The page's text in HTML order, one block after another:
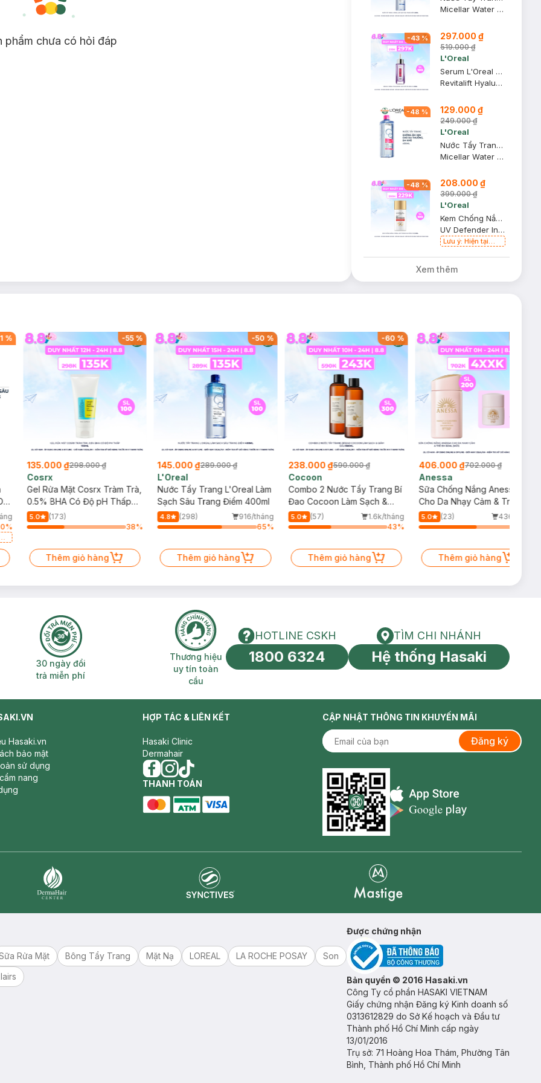
phẩm chưa có hỏi đáp
Micellar Water 3-in-1 Deep Cleansing Even For Sensitive Skin
-43% 297.000 ₫
519.000 ₫
L'Oreal
Serum L'Oreal Hyaluronic Acid Cấp Ẩm Sáng Da 30ml
Revitalift Hyaluronic Acid 1.5% Hyaluron Serum
-48% 129.000 ₫
249.000 ₫
L'Oreal
Nước Tẩy Trang L'Oreal Dưỡng Ẩm Cho Da Thường, Khô 400ml
Micellar Water 3-in-1 Moisturizing Even For Sensitive Skin
-48 % 208.000 ₫
399.000 ₫
L'Oreal
Kem Chống Nắng L'Oreal X20 Thoáng Da Mỏng Nhẹ 50ml
UV Defender Invisible Resist Daily Sunscreen SPF50+ PA++++
Lưu ý: Hiện tại
mẫu cũ và mới.
Xem thêm
%
%
-55%
135.000 ₫298.000 ₫
Cosrx
Gel Rửa Mặt Cosrx Tràm Trà,
0.5% BHA Có Độ pH Thấp
150ml
5.0
(173)
38%
Thêm giỏ hàng
-50 %
145.000 ₫289.000 ₫
L'Oreal
Nước Tẩy Trang L'Oreal Làm
Sạch Sâu Trang Điểm 400ml
4.8 (298)
916/tháng
65%
Thêm giỏ hàng
-60 %
238.000 ₫590.000 ₫
Cocoon
Combo 2 Nước Tẩy Trang Bí
Đao Cocoon Làm Sạch &
Giảm Dầu 500ml
5.0 (57)
1.6k/tháng
43%
Thêm giỏ hàng
406.000 ₫702.000 ₫
Anessa
Sữa Chống Nắng Anessa
Cho Da Nhạy Cảm & Trẻ Em
60ml (Mới)
5.0 (23)
436/tháng
Thêm giỏ hàng
30 ngày đổi trả miễn phí
30 ngày đổi
trả miễn phí
Thương hiệu uy tín toàn cầu
Thương hiệu
uy tín toàn
cầu
HOTLINE CSKH
HOTLINE CSKH
1800 6324
Tìm chi nhánh
TÌM CHI NHÁNH
Hệ thống Hasaki
Hasaki.vn
bảo mật
sử dụng
nang
HỢP TÁC & LIÊN KẾT
Hasaki Clinic
Dermahair
facebook
instagram
tiktok
THANH TOÁN
CẬP NHẬT THÔNG TIN KHUYẾN MÃI
Đăng ký
Appstore icon
Rửa Mặt Bông Tẩy Trang Mặt Nạ LOREAL LA ROCHE POSAY
Son
Được chứng nhận
Bản quyền © 2016 Hasaki.vn
Công Ty cổ phần HASAKI VIETNAM
Giấy chứng nhận Đăng ký Kinh doanh số
0313612829 do Sở Kế hoạch và Đầu tư
Thành phố Hồ Chí Minh cấp ngày
13/01/2016
Trụ sở: 71 Hoàng Hoa Thám, Phường Tân
Bình, Thành phố Hồ Chí Minh